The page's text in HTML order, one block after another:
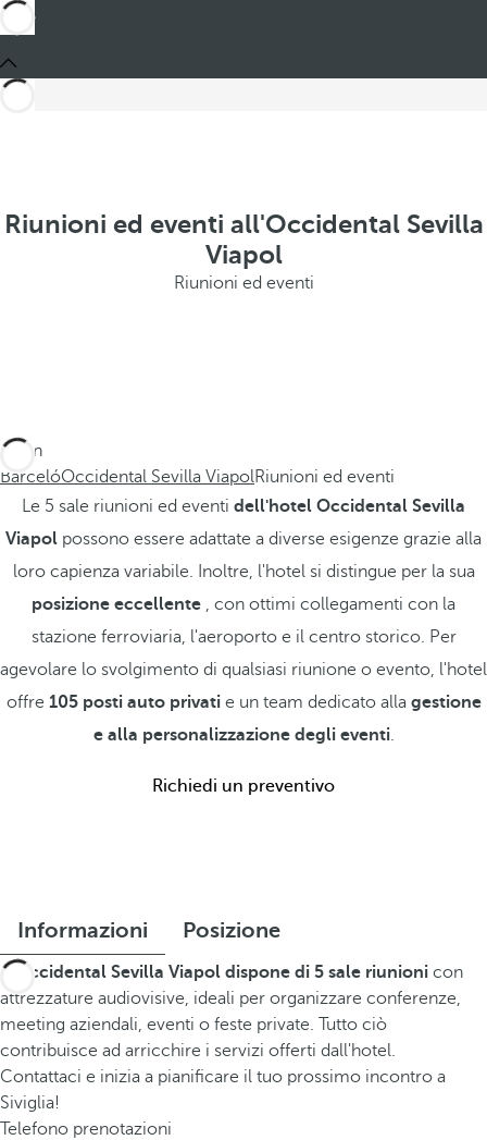
Riunioni ed eventi all'Occidental Sevilla
Viapol
Riunioni ed eventi
Sei in
BarcelóOccidental Sevilla ViapolRiunioni ed eventi
Le 5 sale riunioni ed eventi dell'hotel Occidental Sevilla
Viapol possono essere adattate a diverse esigenze grazie alla
loro capienza variabile. Inoltre, l'hotel si distingue per la sua
posizione eccellente , con ottimi collegamenti con la
stazione ferroviaria, l'aeroporto e il centro storico. Per
agevolare lo svolgimento di qualsiasi riunione o evento, l'hotel
offre 105 posti auto privatie un team dedicato alla gestione
e alla personalizzazione degli eventi.
Richiedi un preventivo
Informazioni Posizione
L' Occidental Sevilla Viapol dispone di 5 sale riunioni con
attrezzature audiovisive, ideali per organizzare conferenze,
meeting aziendali, eventi o feste private. Tutto ciò
contribuisce ad arricchire i servizi offerti dall'hotel.
Contattaci e inizia a pianificare il tuo prossimo incontro a
Siviglia!
Telefono prenotazioni